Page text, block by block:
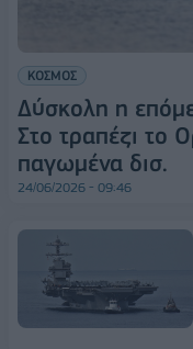
ΚΟΣΜΟΣ
Δύσκολη η
Στο τραπέζι το
παγωμένα δισ.
24/06/2026 - 09:46